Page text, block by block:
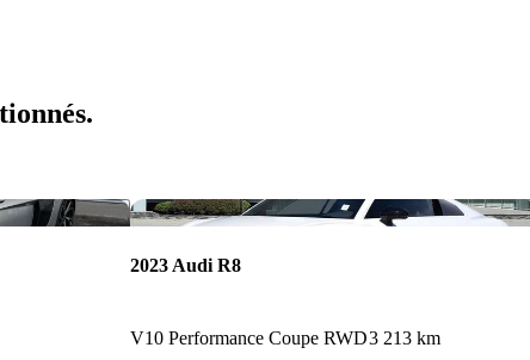
Enregistrer cette annonce
2023 Audi R8
V10 Performance Coupe RWD3 213 km